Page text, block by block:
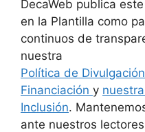
DecaWeb publica
en la Plantilla como
continuos de
nuestra
Política de
Financiación y
Inclusión.
ante nuestros